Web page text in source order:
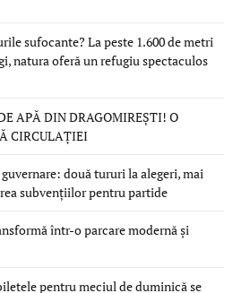
sufocante? La peste 1.600 de metri
natura oferă un refugiu spectaculos
APĂ DIN DRAGOMIREȘTI! O
CIRCULAȚIEI
două tururi la alegeri, mai
subvențiilor pentru partide
într-o parcare modernă și
pentru meciul de duminică se